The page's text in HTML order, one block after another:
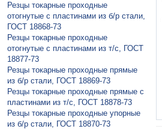
Резцы токарные проходные
отогнутые с пластинами из б/р стали,
ГОСТ 18868-73
Резцы токарные проходные
отогнутые с пластинами из т/с, ГОСТ
18877-73
Резцы токарные проходные прямые
из б/р стали, ГОСТ 18869-73
Резцы токарные проходные прямые с
пластинами из т/с, ГОСТ 18878-73
Резцы токарные проходные упорные
из б/р стали, ГОСТ 18870-73